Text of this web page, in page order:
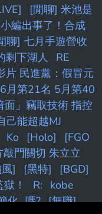
[閒聊] 米池是
編出事了！合成
聊] 七月手遊營收
剩下湖人
RE
片 民進黨：假冒元
月第21名 5月第40
」竊取技術 指控
己能超越MJ
Ko [Holo]
[FGO
門關切 朱立立
] [黑特]
[BGD]
！ R:
kobe
化...嗎? [無職]